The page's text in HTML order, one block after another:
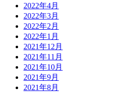
2022年4月
2022年3月
2022年2月
2022年1月
2021年12月
2021年11月
2021年10月
2021年9月
2021年8月